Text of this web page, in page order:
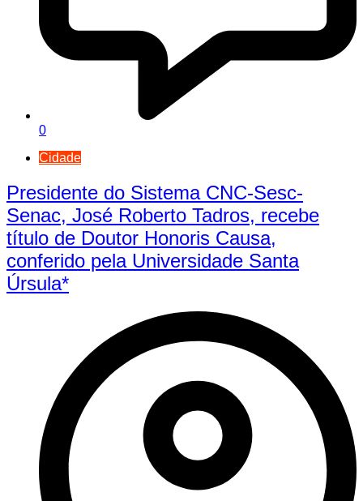
0
Cidade
Presidente do Sistema CNC-Sesc-
Senac, José Roberto Tadros, recebe
título de Doutor Honoris Causa,
conferido pela Universidade Santa
Úrsula*